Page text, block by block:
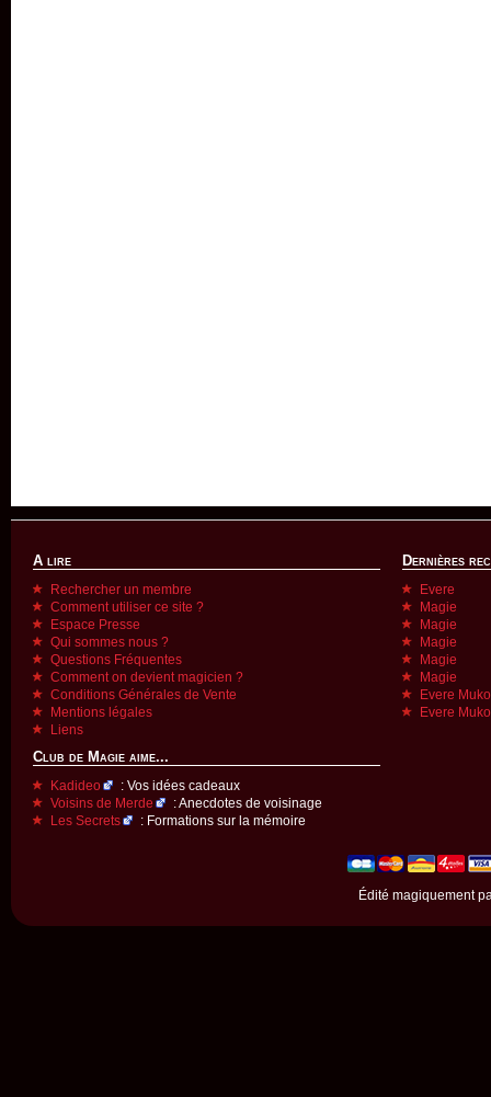
A lire
Rechercher un membre
Comment utiliser ce site ?
Espace Presse
Qui sommes nous ?
Questions Fréquentes
Comment on devient magicien ?
Conditions Générales de Vente
Mentions légales
Liens
Club de Magie aime...
Kadideo
: Vos idées cadeaux
Voisins de Merde
: Anecdotes de voisinage
Les Secrets
: Formations sur la mémoire
Dernières
Evere
Magie
Magie
Magie
Magie
Magie
Evere
Evere
Édité magiquement